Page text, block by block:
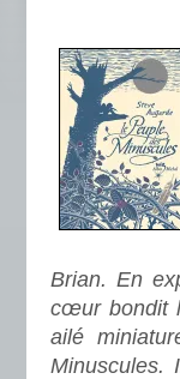
Brian. En
cœur bondit
ailé
Minuscules.